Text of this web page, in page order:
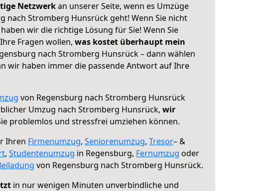
Netzwerkan unserer Seite, wenn es Umzüge
nach Stromberg Hunsrück geht! Wenn Sie nicht
wir die richtige Lösung für Sie! Wenn Sie
Fragen wollen, was kostet überhaupt mein
nach Stromberg Hunsrück – dann wählen
wir haben immer die passende Antwort auf Ihre
von Regensburg nach Stromberg Hunsrück
Umzug nach Stromberg Hunsrück, wir
problemlos und stressfrei umziehen können.
Ihren Firmenumzug, Seniorenumzug, Tresor– &
, Studentenumzug in Regensburg, Fernumzug oder
von Regensburg nach Stromberg Hunsrück.
in nur wenigen Minuten unverbindliche und